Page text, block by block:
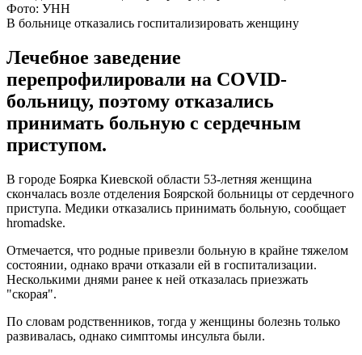
Фото: УНН
В больнице отказались госпитализировать женщину
Лечебное заведение
перепрофилировали на COVID-
больницу, поэтому отказались
принимать больную с сердечным
приступом.
В городе Боярка Киевской области 53-летняя женщина
скончалась возле отделения Боярской больницы от сердечного
приступа. Медики отказались принимать больную, сообщает
hromadske.
Отмечается, что родные привезли больную в крайне тяжелом
состоянии, однако врачи отказали ей в госпитализации.
Несколькими днями ранее к ней отказалась приезжать
"скорая".
По словам родственников, тогда у женщины болезнь только
развивалась, однако симптомы инсульта были.